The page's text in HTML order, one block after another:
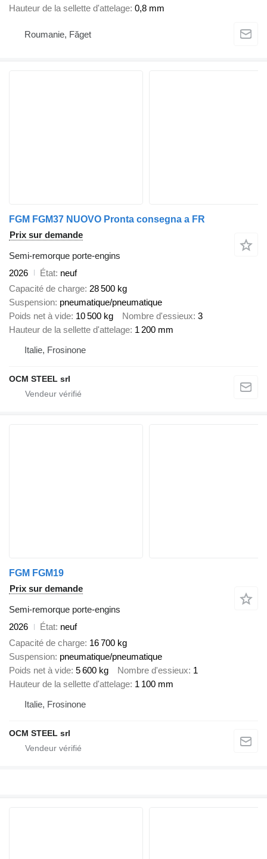
Hauteur de la sellette d'attelage 0,8 mm
Roumanie, Făget
FGM FGM37 NUOVO Pronta consegna a FR
Prix sur demande
Semi-remorque porte-engins
2026
État neuf
Capacité de charge 28 500 kg
Suspension pneumatique/pneumatique
Poids net à vide 10 500 kg Nombre d'essieux 3
Hauteur de la sellette d'attelage 1 200 mm
Italie, Frosinone
OCM STEEL srl
FGM FGM19
Prix sur demande
Semi-remorque porte-engins
2026
État neuf
Capacité de charge 16 700 kg
Suspension pneumatique/pneumatique
Poids net à vide 5 600 kg Nombre d'essieux 1
Hauteur de la sellette d'attelage 1 100 mm
Italie, Frosinone
OCM STEEL srl